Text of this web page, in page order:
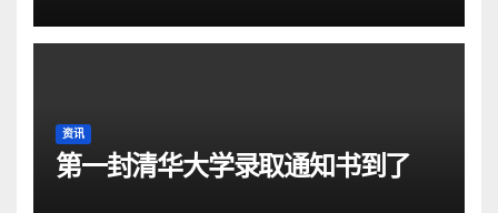
资讯
第一封清华大学录取通知书到了